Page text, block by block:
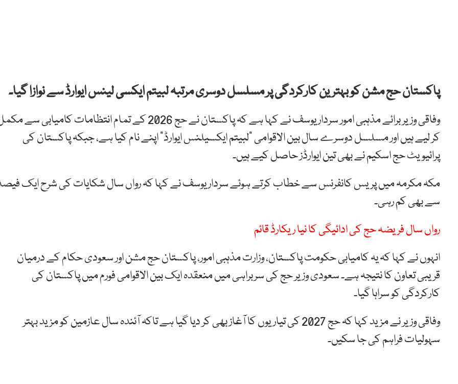
پاکستان حج مشن کو بہترین کارکردگی پر مسلسل دوسری مرتبہ لبیتم ایکسی لینس ایوارڈ سے نوازا گیا۔
وفاقی وزیر برائے مذہبی امور سردار یوسف نے کہا ہے کہ پاکستان نے حج 2026 کے تمام انتظامات کامیابی سے
کر لیے ہیں اور مسلسل دوسرے سال بین الاقوامی “لبیتم ایکسیلنس ایوارڈ” اپنے نام کیا ہے، جبکہ پاکستان کی
پرائیویٹ حج اسکیم نے بھی تین ایوارڈز حاصل کیے ہیں۔
مکہ مکرمہ میں پریس کانفرنس سے خطاب کرتے ہوئے سردار یوسف نے کہا کہ رواں سال شکایات کی شرح ایک
سے بھی کم رہی۔
رواں سال فریضہ حج کی ادائیگی کا نیا ریکارڈ قائم
انہوں نے کہا کہ یہ کامیابی حکومت پاکستان، وزارت مذہبی امور، پاکستان حج مشن اور سعودی حکام کے درمیان
قریبی تعاون کا نتیجہ ہے۔ سعودی وزیر حج کی سربراہی میں منعقدہ ایک بین الاقوامی فورم میں پاکستان کی
کارکردگی کو سراہا گیا۔
وفاقی وزیر نے مزید کہا کہ حج 2027 کی تیاریوں کا آغاز بھی کر دیا گیا ہے تاکہ آئندہ سال عازمین کو مزید بہتر
سہولیات فراہم کی جا سکیں۔